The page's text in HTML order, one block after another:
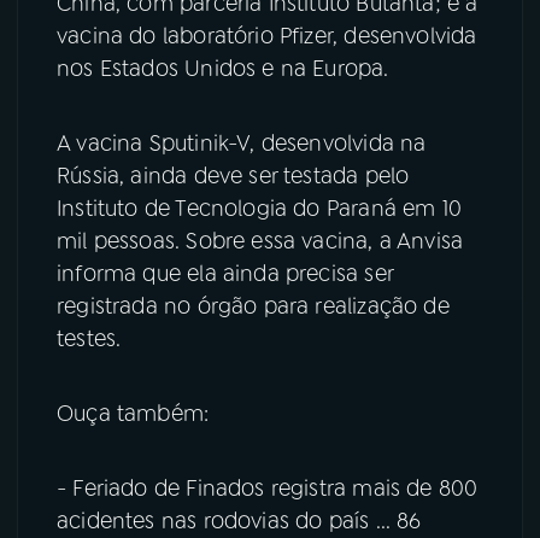
vacina do laboratório Pfizer, desenvolvida
nos Estados Unidos e na Europa.
A vacina Sputinik-V, desenvolvida na
Rússia, ainda deve ser testada pelo
Instituto de Tecnologia do Paraná em 10
mil pessoas. Sobre essa vacina, a Anvisa
informa que ela ainda precisa ser
registrada no órgão para realização de
testes.
Ouça também:
- Feriado de Finados registra mais de 800
acidentes nas rodovias do país ... 86